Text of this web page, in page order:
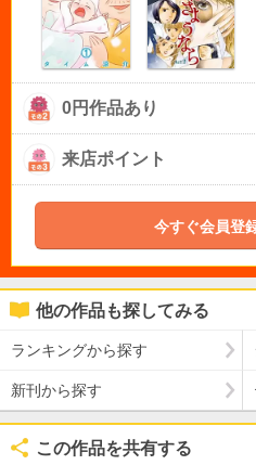
0円作品あり
来店ポイント
今すぐ会員登
他の作品も探してみる
ランキングから探す
新刊から探す
この作品を共有する